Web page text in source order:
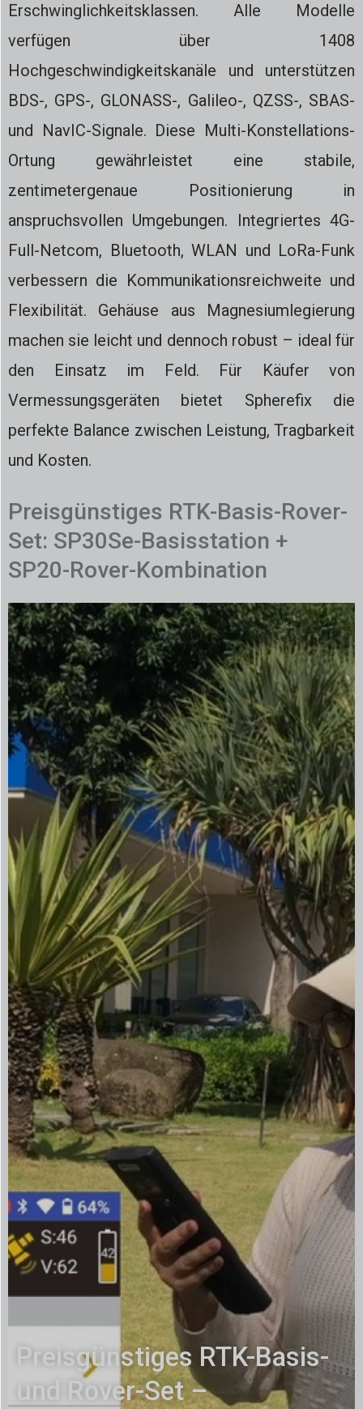
Erschwinglichkeitsklassen. Alle Modelle
verfügen über 1408
Hochgeschwindigkeitskanäle und unterstützen
BDS-, GPS-, GLONASS-, Galileo-, QZSS-, SBAS-
und NavIC-Signale. Diese Multi-Konstellations-
Ortung gewährleistet eine stabile,
zentimetergenaue Positionierung in
anspruchsvollen Umgebungen. Integriertes 4G-
Full-Netcom, Bluetooth, WLAN und LoRa-Funk
verbessern die Kommunikationsreichweite und
Flexibilität. Gehäuse aus Magnesiumlegierung
machen sie leicht und dennoch robust – ideal für
den Einsatz im Feld. Für Käufer von
Vermessungsgeräten bietet Spherefix die
perfekte Balance zwischen Leistung, Tragbarkeit
und Kosten.
Preisgünstiges RTK-Basis-Rover-
Set: SP30Se-Basisstation +
SP20-Rover-Kombination
Preisgünstiges RTK-Basis-
und Rover-Set –